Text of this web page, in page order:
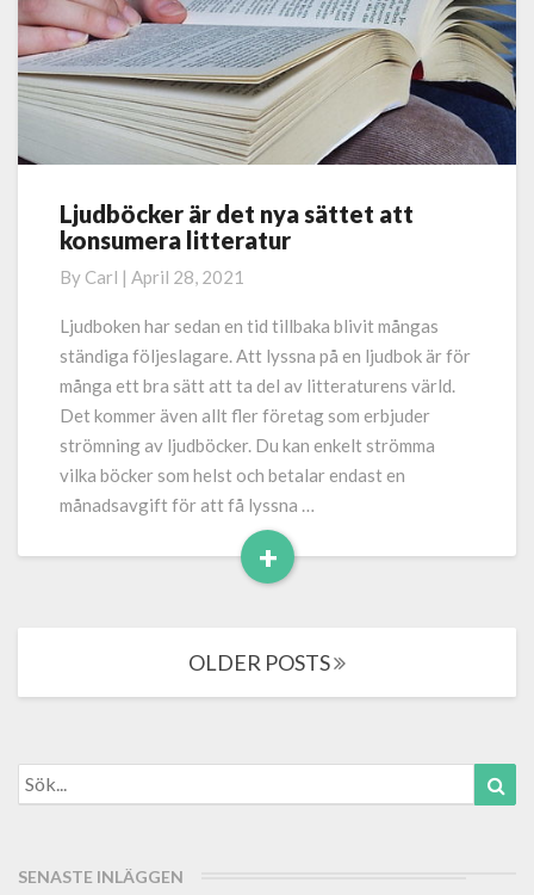
Ljudböcker
är
nya
sättet
att
konsumera
litteratur
Ljudböcker är det nya sättet att
konsumera litteratur
By Carl | April 28, 2021
Ljudboken har sedan en tid tillbaka blivit mångas
ständiga följeslagare. Att lyssna på en ljudbok är för
många ett bra sätt att ta del av litteraturens värld.
Det kommer även allt fler företag som erbjuder
strömning av ljudböcker. Du kan enkelt strömma
vilka böcker som helst och betalar endast en
månadsavgift för att få lyssna …
+
Read
OLDER POSTS
Search
for:
SENASTE INLÄGGEN